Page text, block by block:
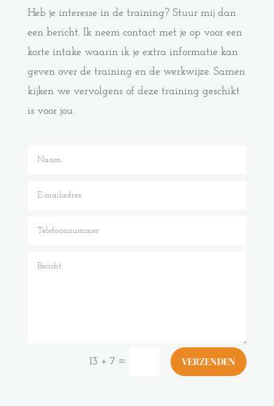
Heb je interesse in de training? Stuur mij dan
een bericht. Ik neem contact met je op voor een
korte intake waarin ik je extra informatie kan
geven over de training en de werkwijze. Samen
kijken we vervolgens of deze training geschikt
is voor jou.
13 + 7 = VERZENDEN